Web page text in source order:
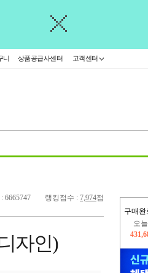
니 상품공급사센터 고객센터
구매완
오
6665747 랭킹점수 : 7,974점
자인)